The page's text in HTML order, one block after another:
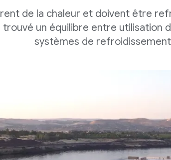
de la chaleur et doivent être
trouvé un équilibre entre utilisation
systèmes de